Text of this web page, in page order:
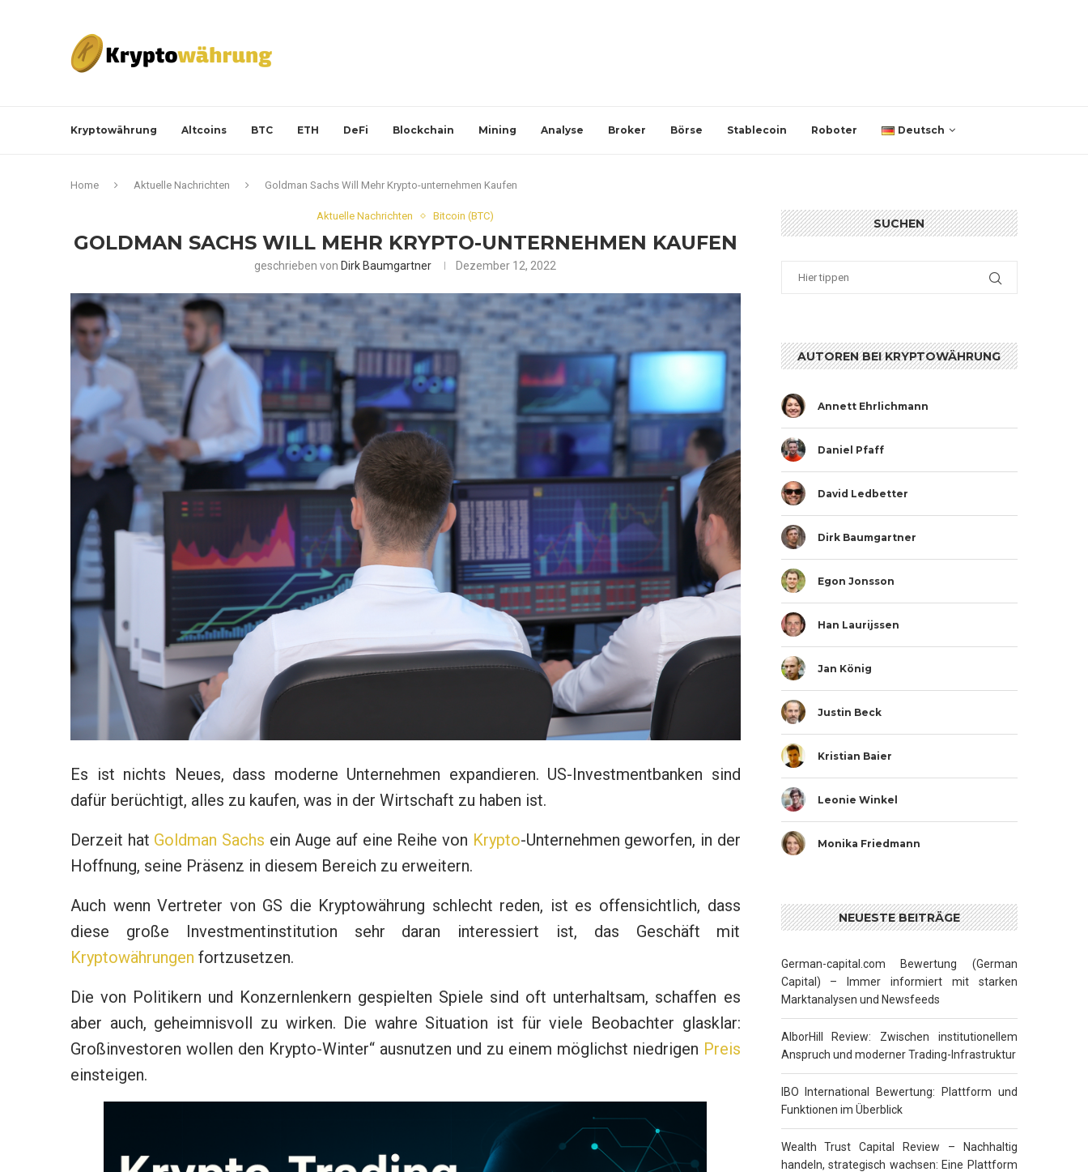
Kryptowährung Altcoins BTC ETH DeFi Blockchain Mining Analyse Broker Börse Stablecoin Roboter Deutsch
Home Aktuelle Nachrichten Goldman Sachs Will Mehr Krypto-unternehmen Kaufen
Aktuelle Nachrichten Bitcoin (BTC)
GOLDMAN SACHS WILL MEHR KRYPTO-UNTERNEHMEN KAUFEN
geschrieben von Dirk Baumgartner Dezember 12, 2022
Es ist nichts Neues, dass moderne Unternehmen expandieren. US-Investmentbanken sind
dafür berüchtigt, alles zu kaufen, was in der Wirtschaft zu haben ist.
Derzeit hat Goldman Sachs ein Auge auf eine Reihe von Krypto-Unternehmen geworfen, in der
Hoffnung, seine Präsenz in diesem Bereich zu erweitern.
Auch wenn Vertreter von GS die Kryptowährung schlecht reden, ist es offensichtlich, dass
diese große Investmentinstitution sehr daran interessiert ist, das Geschäft mit
Kryptowährungen fortzusetzen.
Die von Politikern und Konzernlenkern gespielten Spiele sind oft unterhaltsam, schaffen es
aber auch, geheimnisvoll zu wirken. Die wahre Situation ist für viele Beobachter glasklar:
Großinvestoren wollen den Krypto-Winter“ ausnutzen und zu einem möglichst niedrigen Preis
einsteigen.
SUCHEN
AUTOREN BEI KRYPTOWÄHRUNG
Annett Ehrlichmann
Daniel Pfaff
David Ledbetter
Dirk Baumgartner
Egon Jonsson
Han Laurijssen
Jan König
Justin Beck
Kristian Baier
Leonie Winkel
Monika Friedmann
NEUESTE BEITRÄGE
German-capital.com Bewertung (German
Capital) – Immer informiert mit starken
Marktanalysen und Newsfeeds
AlborHill Review: Zwischen institutionellem
Anspruch und moderner Trading-Infrastruktur
IBO International Bewertung: Plattform und
Funktionen im Überblick
Wealth Trust Capital Review – Nachhaltig
handeln, strategisch wachsen: Eine Plattform